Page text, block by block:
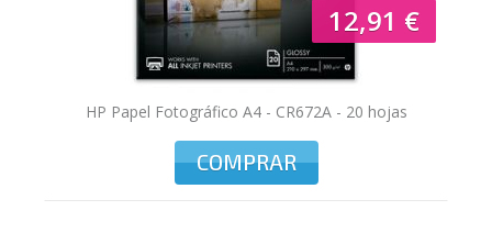
12,91 €
HP Papel Fotográfico A4 - CR672A - 20 hojas
COMPRAR